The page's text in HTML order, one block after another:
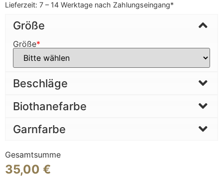
Lieferzeit: 7 – 14 Werktage nach Zahlungseingang*
Größe
*
Größe
Beschläge
Biothanefarbe
Garnfarbe
Gesamtsumme
35,00 €